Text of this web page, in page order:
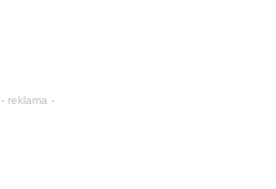
- reklama -